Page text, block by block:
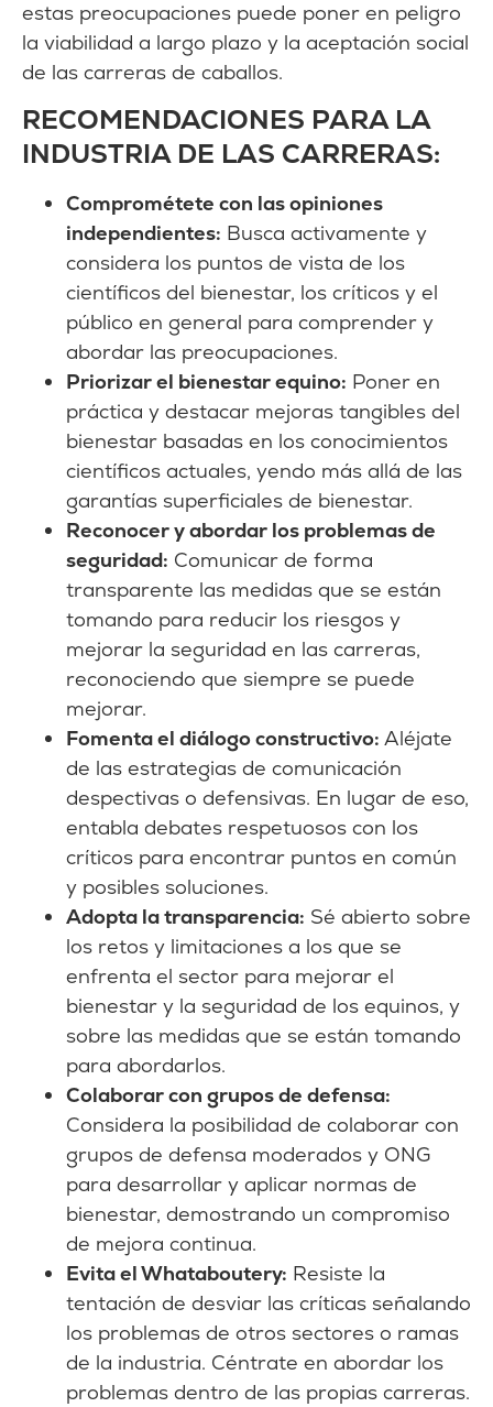
estas preocupaciones puede poner en peligro
la viabilidad a largo plazo y la aceptación social
de las carreras de caballos.
RECOMENDACIONES PARA LA
INDUSTRIA DE LAS CARRERAS:
Comprométete con las opiniones
independientes: Busca activamente y
considera los puntos de vista de los
científicos del bienestar, los críticos y el
público en general para comprender y
abordar las preocupaciones.
Priorizar el bienestar equino: Poner en
práctica y destacar mejoras tangibles del
bienestar basadas en los conocimientos
científicos actuales, yendo más allá de las
garantías superficiales de bienestar.
Reconocer y abordar los problemas de
seguridad: Comunicar de forma
transparente las medidas que se están
tomando para reducir los riesgos y
mejorar la seguridad en las carreras,
reconociendo que siempre se puede
mejorar.
Fomenta el diálogo constructivo: Aléjate
de las estrategias de comunicación
despectivas o defensivas. En lugar de eso,
entabla debates respetuosos con los
críticos para encontrar puntos en común
y posibles soluciones.
Adopta la transparencia: Sé abierto sobre
los retos y limitaciones a los que se
enfrenta el sector para mejorar el
bienestar y la seguridad de los equinos, y
sobre las medidas que se están tomando
para abordarlos.
Colaborar con grupos de defensa:
Considera la posibilidad de colaborar con
grupos de defensa moderados y ONG
para desarrollar y aplicar normas de
bienestar, demostrando un compromiso
de mejora continua.
Evita el Whataboutery: Resiste la
tentación de desviar las críticas señalando
los problemas de otros sectores o ramas
de la industria. Céntrate en abordar los
problemas dentro de las propias carreras.